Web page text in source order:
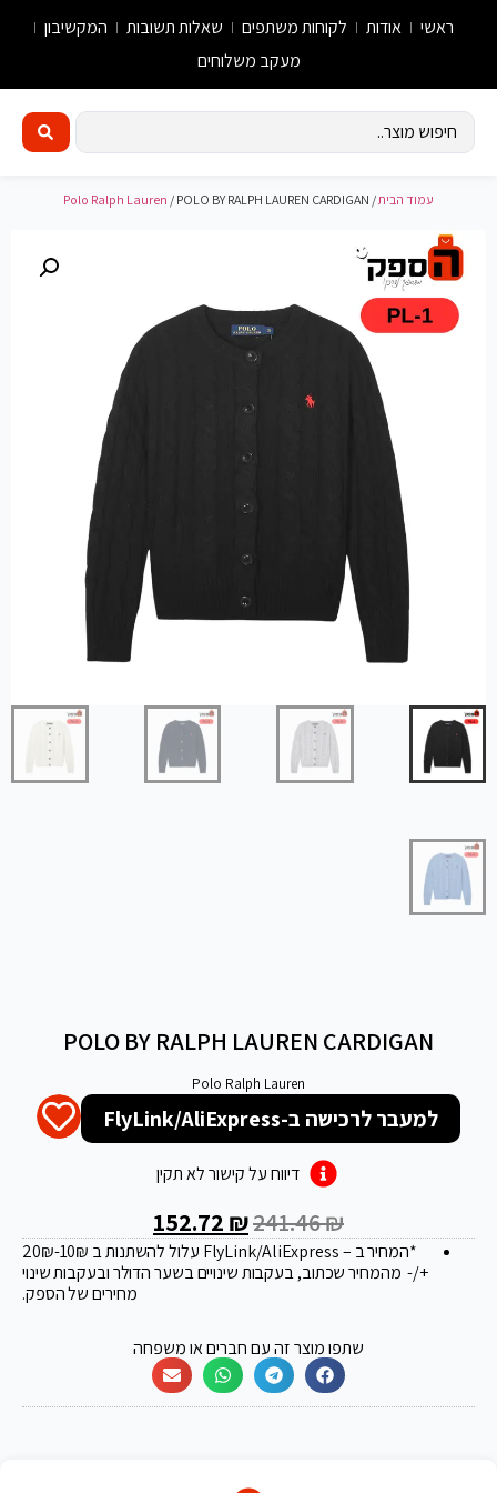
ראשי אודות לקוחות משתפים שאלות תשובות
המקשיבון
מעקב משלוחים
עמוד הבית/
Polo Ralph Lauren / POLO BY RALPH LAUREN CARDIGAN
POLO BY RALPH LAUREN CARDIGAN
Polo Ralph Lauren
למעבר לרכישה ב-FlyLink/AliExpress
דיווח על קישור לא תקין
241.46₪
152.72 ₪
*המחיר ב – FlyLink/AliExpress עלול להשתנות ב 20 ₪-10₪
+/- מהמחיר שכתוב, בעקבות שינויים בשער הדולר ובעקבות שינוי
מחירים של הספק.
שתפו מוצר זה עם חברים או משפחה